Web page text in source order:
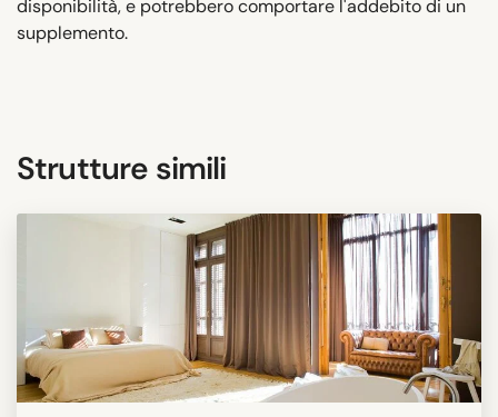
disponibilità, e potrebbero comportare l'addebito di un
supplemento.
Strutture simili